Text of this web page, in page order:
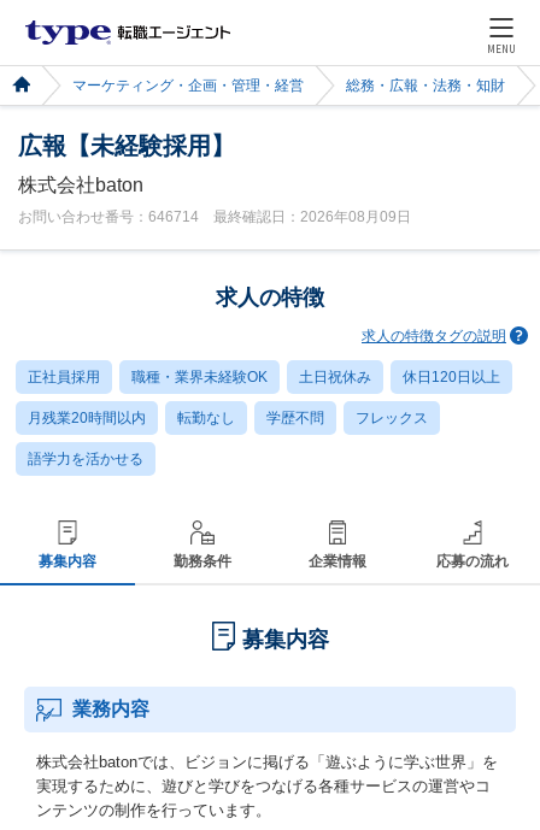
MENU
マーケティング・企画・管理・経営 総務・広報・法務・知財
広報【未経験採用】
株式会社baton
お問い合わせ番号：646714 最終確認日：2026年08月09日
求人の特徴
求人の特徴タグの説明
正社員採用 職種・業界未経験OK 土日祝休み 休日120日以上
月残業20時間以内 転勤なし 学歴不問 フレックス
語学力を活かせる
募集内容 勤務条件 企業情報 応募の流れ
募集内容
業務内容
株式会社batonでは、ビジョンに掲げる「遊ぶように学ぶ世界」を
実現するために、遊びと学びをつなげる各種サービスの運営やコ
ンテンツの制作を行っています。